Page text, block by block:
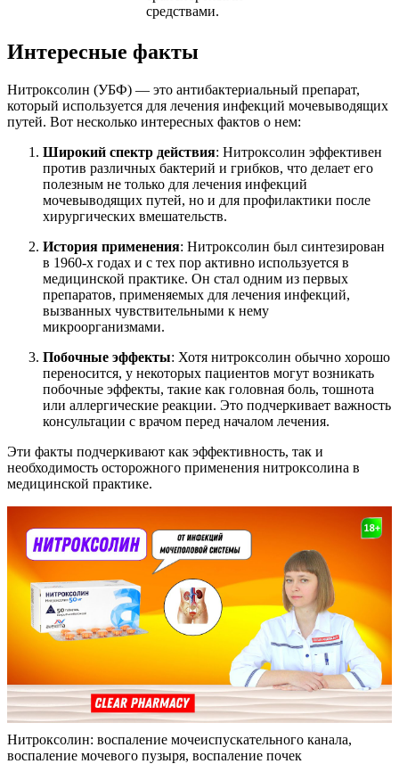
средствами.
Интересные факты
Нитроксолин (УБФ) — это антибактериальный препарат,
который используется для лечения инфекций мочевыводящих
путей. Вот несколько интересных фактов о нем:
Широкий спектр действия: Нитроксолин эффективен
против различных бактерий и грибков, что делает его
полезным не только для лечения инфекций
мочевыводящих путей, но и для профилактики после
хирургических вмешательств.
История применения: Нитроксолин был синтезирован
в 1960-х годах и с тех пор активно используется в
медицинской практике. Он стал одним из первых
препаратов, применяемых для лечения инфекций,
вызванных чувствительными к нему
микроорганизмами.
Побочные эффекты: Хотя нитроксолин обычно хорошо
переносится, у некоторых пациентов могут возникать
побочные эффекты, такие как головная боль, тошнота
или аллергические реакции. Это подчеркивает важность
консультации с врачом перед началом лечения.
Эти факты подчеркивают как эффективность, так и
необходимость осторожного применения нитроксолина в
медицинской практике.
Нитроксолин: воспаление мочеиспускательного канала,
воспаление мочевого пузыря, воспаление почек